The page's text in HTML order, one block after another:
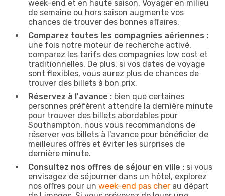
week-end et en haute saison. Voyager en milieu
de semaine ou hors saison augmente vos
chances de trouver des bonnes affaires.
Comparez toutes les compagnies aériennes :
une fois notre moteur de recherche activé,
comparez les tarifs des compagnies low cost et
traditionnelles. De plus, si vos dates de voyage
sont flexibles, vous aurez plus de chances de
trouver des billets à bon prix.
Réservez à l'avance : bien que certaines
personnes préfèrent attendre la dernière minute
pour trouver des billets abordables pour
Southampton, nous vous recommandons de
réserver vos billets à l'avance pour bénéficier de
meilleures offres et éviter les surprises de
dernière minute.
Consultez nos offres de séjour en ville : si vous
envisagez de séjourner dans un hôtel, explorez
nos offres pour un week-end pas cher au départ